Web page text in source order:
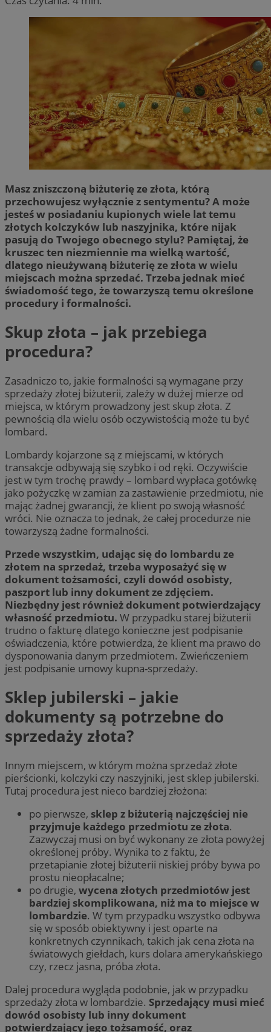
Masz zniszczoną biżuterię ze złota, którą
przechowujesz wyłącznie z sentymentu? A może
jesteś w posiadaniu kupionych wiele lat temu
złotych kolczyków lub naszyjnika, które nijak
pasują do Twojego obecnego stylu? Pamiętaj, że
kruszec ten niezmiennie ma wielką wartość,
dlatego nieużywaną biżuterię ze złota w wielu
miejscach można sprzedać. Trzeba jednak mieć
świadomość tego, że towarzyszą temu określone
procedury i formalności.
Skup złota – jak przebiega
procedura?
Zasadniczo to, jakie formalności są wymagane przy
sprzedaży złotej biżuterii, zależy w dużej mierze od
miejsca, w którym prowadzony jest skup złota. Z
pewnością dla wielu osób oczywistością może tu być
lombard.
Lombardy kojarzone są z miejscami, w których
transakcje odbywają się szybko i od ręki. Oczywiście
jest w tym trochę prawdy – lombard wypłaca gotówkę
jako pożyczkę w zamian za zastawienie przedmiotu, nie
mając żadnej gwarancji, że klient po swoją własność
wróci. Nie oznacza to jednak, że całej procedurze nie
towarzyszą żadne formalności.
Przede wszystkim, udając się do lombardu ze
złotem na sprzedaż, trzeba wyposażyć się w
dokument tożsamości, czyli dowód osobisty,
paszport lub inny dokument ze zdjęciem.
Niezbędny jest również dokument potwierdzający
własność przedmiotu. W przypadku starej biżuterii
trudno o fakturę dlatego konieczne jest podpisanie
oświadczenia, które potwierdza, że klient ma prawo do
dysponowania danym przedmiotem. Zwieńczeniem
jest podpisanie umowy kupna-sprzedaży.
Sklep jubilerski – jakie
dokumenty są potrzebne do
sprzedaży złota?
Innym miejscem, w którym można sprzedaż złote
pierścionki, kolczyki czy naszyjniki, jest sklep jubilerski.
Tutaj procedura jest nieco bardziej złożona:
po pierwsze, sklep z biżuterią najczęściej nie
przyjmuje każdego przedmiotu ze złota.
Zazwyczaj musi on być wykonany ze złota powyżej
określonej próby. Wynika to z faktu, że
przetapianie złotej biżuterii niskiej próby bywa po
prostu nieopłacalne;
po drugie, wycena złotych przedmiotów jest
bardziej skomplikowana, niż ma to miejsce w
lombardzie. W tym przypadku wszystko odbywa
się w sposób obiektywny i jest oparte na
konkretnych czynnikach, takich jak cena złota na
światowych giełdach, kurs dolara amerykańskiego
czy, rzecz jasna, próba złota.
Dalej procedura wygląda podobnie, jak w przypadku
sprzedaży złota w lombardzie. Sprzedający musi mieć
dowód osobisty lub inny dokument
potwierdzający jego tożsamość, oraz